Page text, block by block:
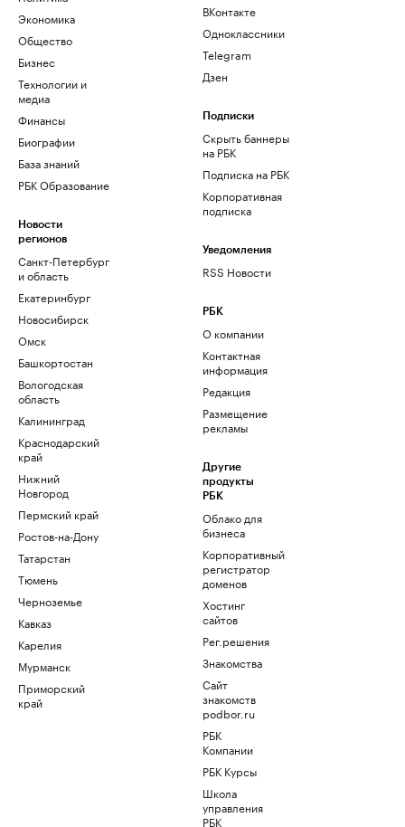
Экономика
Общество
Бизнес
Технологии и
медиа
Финансы
Биографии
База знаний
РБК Образование
Новости
регионов
Санкт-Петербург
и область
Екатеринбург
Новосибирск
Омск
Башкортостан
Вологодская
область
Калининград
Краснодарский
край
Нижний
Новгород
Пермский край
Ростов-на-Дону
Татарстан
Тюмень
Черноземье
Кавказ
Карелия
Мурманск
Приморский
край
ВКонтакте
Одноклассники
Telegram
Дзен
Подписки
Скрыть баннеры
на РБК
Подписка на РБК
Корпоративная
подписка
Уведомления
RSS Новости
РБК
О компании
Контактная
информация
Редакция
Размещение
рекламы
Другие
продукты
РБК
Облако для
бизнеса
Корпоративный
регистратор
доменов
Хостинг
сайтов
Рег.решения
Знакомства
Сайт
знакомств
podbor.ru
РБК
Компании
РБК Курсы
Школа
управления
РБК